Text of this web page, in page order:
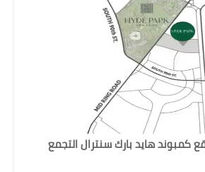
كمبوند هايد بارك سنترال التجمع